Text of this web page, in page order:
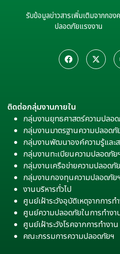
รับข้อมูลข่าวสารเพิ่มเติมจากกอง
ปลอดภัยแรงงาน
ติดต่อกลุ่มงานภายใน
กลุ่มงานยุทธศาสตร์ความปลอ
กลุ่มงานมาตรฐานความปลอดภั
กลุ่มงานพัฒนาองค์ความรู้และ
กลุ่มงานทะเบียนความปลอดภัย
กลุ่มงานเครือข่ายความปลอดภั
กลุ่มงานกองทุนความปลอดภัย
งานบริหารทั่วไป
ศูนย์เฝ้าระวังอุบัติเหตุจากการท
ศูนย์ความปลอดภัยในการทำงา
ศูนย์เฝ้าระวังโรคจากการทำงาน
คณะกรรมการความปลอดภัยฯ